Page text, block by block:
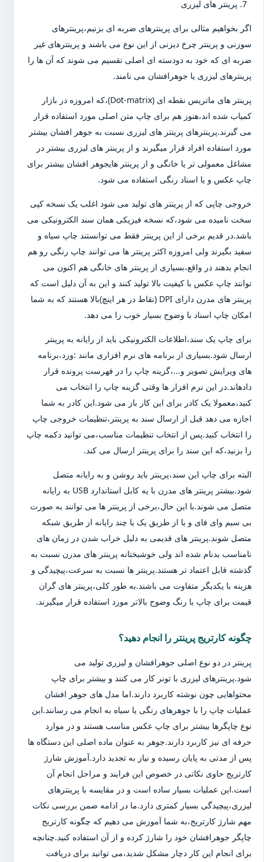
پرینتر های لیزری
اگر بخواهیم مثالی برای پرینترهای ضربه ای بزنیم،پرینترهای
سوزنی و پرینتر چرخ دیزنی از این نوع می باشند و پرینترهای غیر
ضربه ای که خود به دودسته ای اصلی تقسیم می شوند که آن ها را
پرینترهای لیزری یا جوهرافشان می نامند.
پرینتر های ماتریس نقطه ای (Dot-matrix)،که امروزه در بازار
کمیاب شده اند،هنوز هم برای چاپ متن اصلی مورد استفاده قرار
می گیرند.پرینترهای پرینتر های لیزری نسبت به جوهر افشان بیشتر
مورد استفاده افراد قرار میگیرند و از پرینتر های لیزری بیشتر در
مشاغل معمولی تر یا خانگی و از پرینتر هایجوهر افشان بیشتر برای
چاپ عکس و یا اسناد رنگی استفاده می شود.
خروجی چاپی که از پرینتر های تولید می شود اغلب یک نسخه کپی
سخت نامیده می شود،که نسخه فیزیکی همان سند الکترونیکی می
باشد.در قدیم برخی از این پرینتر فقط می توانستند چاپ سیاه و
سفید بگیرند ولی امروزه اکثر پرینتر ها می توانند چاپ رنگی رو هم
انجام بدهند در واقع،بسیاری از پرینتر های خانگی هم اکنون می
توانند چاپ عکس با کیفیت بالا تولید کنند و این به آن دلیل است که
پرینتر های مدرن دارای DPI (نقاط در هر اینچ)بالا هستند که به شما
امکان چاپ اسناد با وضوح بسیار خوب را می دهد.
برای چاپ یک سند،اطلاعات الکترونیکی باید از رایانه به پرینتر
ارسال شود.بسیاری از برنامه های نرم افزاری مانند :ورد،برنامه
های ویرایش تصویر و...،گزینه چاپ را در فهرست پرونده قرار
دادهاند.در این نرم افزار ها وقتی گزینه چاپ را انتخاب می
کنید،معمولا یک کادر برای این کار باز می شود.این کادر به شما
اجازه می دهد قبل از ارسال سند به پرینتر،تنظیمات خروجی چاپ
را انتخاب کنید.پس از انتخاب تنظیمات مناسب،می توانید دکمه چاپ
را بزنید،که این سند را برای پرینتر ارسال می کند.
البته برای چاپ این سند،پرینتر باید روشن و به رایانه متصل
شود.بیشتر پرینتر های مدرن با یه کابل استاندارد USB به رایانه
متصل می شوند.با این حال،برخی از پرینتر ها می توانند به صورت
بی سیم وای فای و یا از طریق یک یا چند رایانه از طریق شبکه
متصل شوند.پرینتر های قدیمی به دلیل خراب شدن در زمان های
نامناسب بدنام شده اند ولی خوشبختانه پرینتر های مدرن نسبت به
گذشته قابل اعتماد تر هستند.پرینتر ها نسبت به سرعت،پیچیدگی و
هزینه با یکدیگر متفاوت می باشند.به طور کلی،پرینتر های گران
قیمت برای چاپ با رنگ وضوح بالاتر مورد استفاده قرار میگیرند.
چگونه کارتریج پرینتر را انجام دهید؟
پرینتر در دو نوع اصلی جوهرافشان و لیزری تولید می
شود.پرینترهای لیزری با تونر کار می کنند و بیشتر برای چاپ
محتواهایی چون نوشته کاربرد دارند.اما مدل های جوهر افشان
عملیات چاپ را با جوهرهای رنگی یا سیاه به انجام می رسانند.این
نوع چاپگرها بیشتر برای چاپ عکس مناسب هستند و در موارد
حرفه ای نیز کاربرد دارند.جوهر به عنوان ماده اصلی این دستگاه ها
پس از مدتی به پایان رسیده و نیاز به تجدید دارد.آموزش شارژ
کارتریج حاوی نکاتی در خصوص این فرایند و مراحل انجام آن
است.این عملیات بسیار ساده است و در مقایسه با پرینترهای
لیزری،پیچیدگی بسیار کمتری دارد.ما در ادامه ضمن بررسی نکات
مهم شارژ کارتریج،به شما آموزش می دهیم که چگونه کارتریج
چاپگر جوهرافشان خود را شارژ کرده و از آن استفاده کنید.چنانچه
برای انجام این کار دچار مشکل شدید،می توانید برای دریافت